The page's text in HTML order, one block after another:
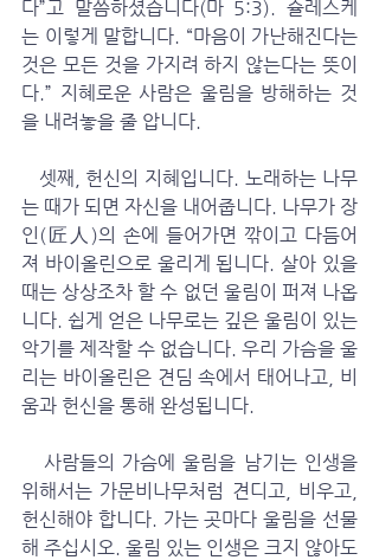
다”고 말씀하셨습니다(마 5:3). 슐레스케
는 이렇게 말합니다. “마음이 가난해진다는
것은 모든 것을 가지려 하지 않는다는 뜻이
다.” 지혜로운 사람은 울림을 방해하는 것
을 내려놓을 줄 압니다.
는 때가 되면 자신을 내어줍니다. 나무가 장
인(匠人)의 손에 들어가면 깎이고 다듬어
져 바이올린으로 울리게 됩니다. 살아 있을
때는 상상조차 할 수 없던 울림이 퍼져 나옵
니다. 쉽게 얻은 나무로는 깊은 울림이 있는
악기를 제작할 수 없습니다. 우리 가슴을 울
리는 바이올린은 견딤 속에서 태어나고, 비
움과 헌신을 통해 완성됩니다.
위해서는 가문비나무처럼 견디고, 비우고,
헌신해야 합니다. 가는 곳마다 울림을 선물
해 주십시오. 울림 있는 인생은 크지 않아도